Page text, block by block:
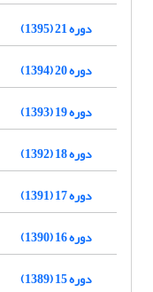
دوره 21 (1395)
دوره 20 (1394)
دوره 19 (1393)
دوره 18 (1392)
دوره 17 (1391)
دوره 16 (1390)
دوره 15 (1389)